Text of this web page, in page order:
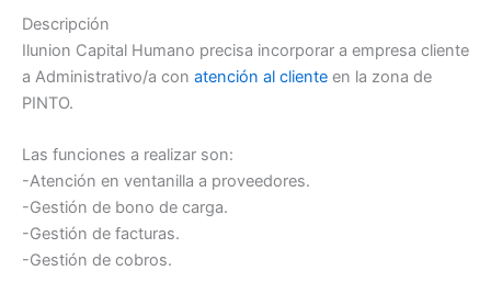
Descripción
Ilunion Capital Humano precisa incorporar a empresa cliente
a Administrativo/a con atención al cliente en la zona de
PINTO.
Las funciones a realizar son:
-Atención en ventanilla a proveedores.
-Gestión de bono de carga.
-Gestión de facturas.
-Gestión de cobros.